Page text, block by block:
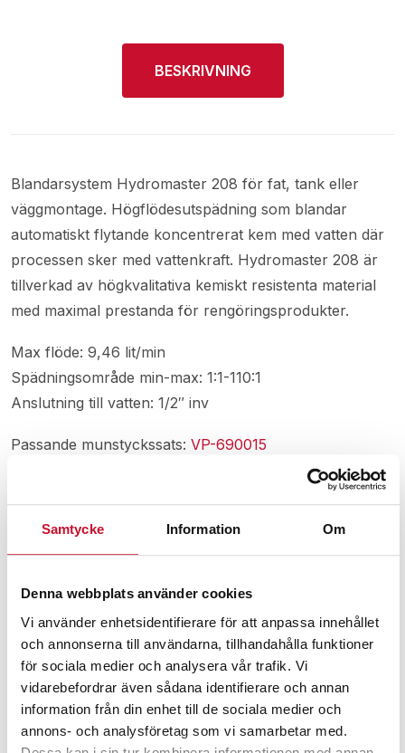
Samtycke Information Om
Denna webbplats använder cookies
Vi använder enhetsidentifierare för att anpassa innehållet
och annonserna till användarna, tillhandahålla funktioner
för sociala medier och analysera vår trafik. Vi
vidarebefordrar även sådana identifierare och annan
information från din enhet till de sociala medier och
annons- och analysföretag som vi samarbetar med.
BESKRIVNING
Blandarsystem Hydromaster 208 för fat, tank eller
väggmontage. Högflödesutspädning som blandar
automatiskt flytande koncentrerat kem med vatten där
processen sker med vattenkraft. Hydromaster 208 är
tillverkad av högkvalitativa kemiskt resistenta material
med maximal prestanda för rengöringsprodukter.
Max flöde: 9,46 lit/min
Spädningsområde min-max: 1:1-110:1
Anslutning till vatten: 1/2″ inv
Passande munstyckssats: VP-690015
VP-10074800
Datablad Hydro Master 208
Relaterade produkter